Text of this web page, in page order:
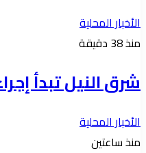
الأخبار المحلية
منذ 38 دقيقة
شرق النيل تبدأ
الأخبار المحلية
منذ ساعتين